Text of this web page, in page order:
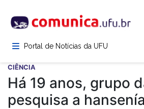
para
conteúdoPortal de Notícias da UFU
CIÊNCIA
Há 19 anos, grupo
pesquisa a